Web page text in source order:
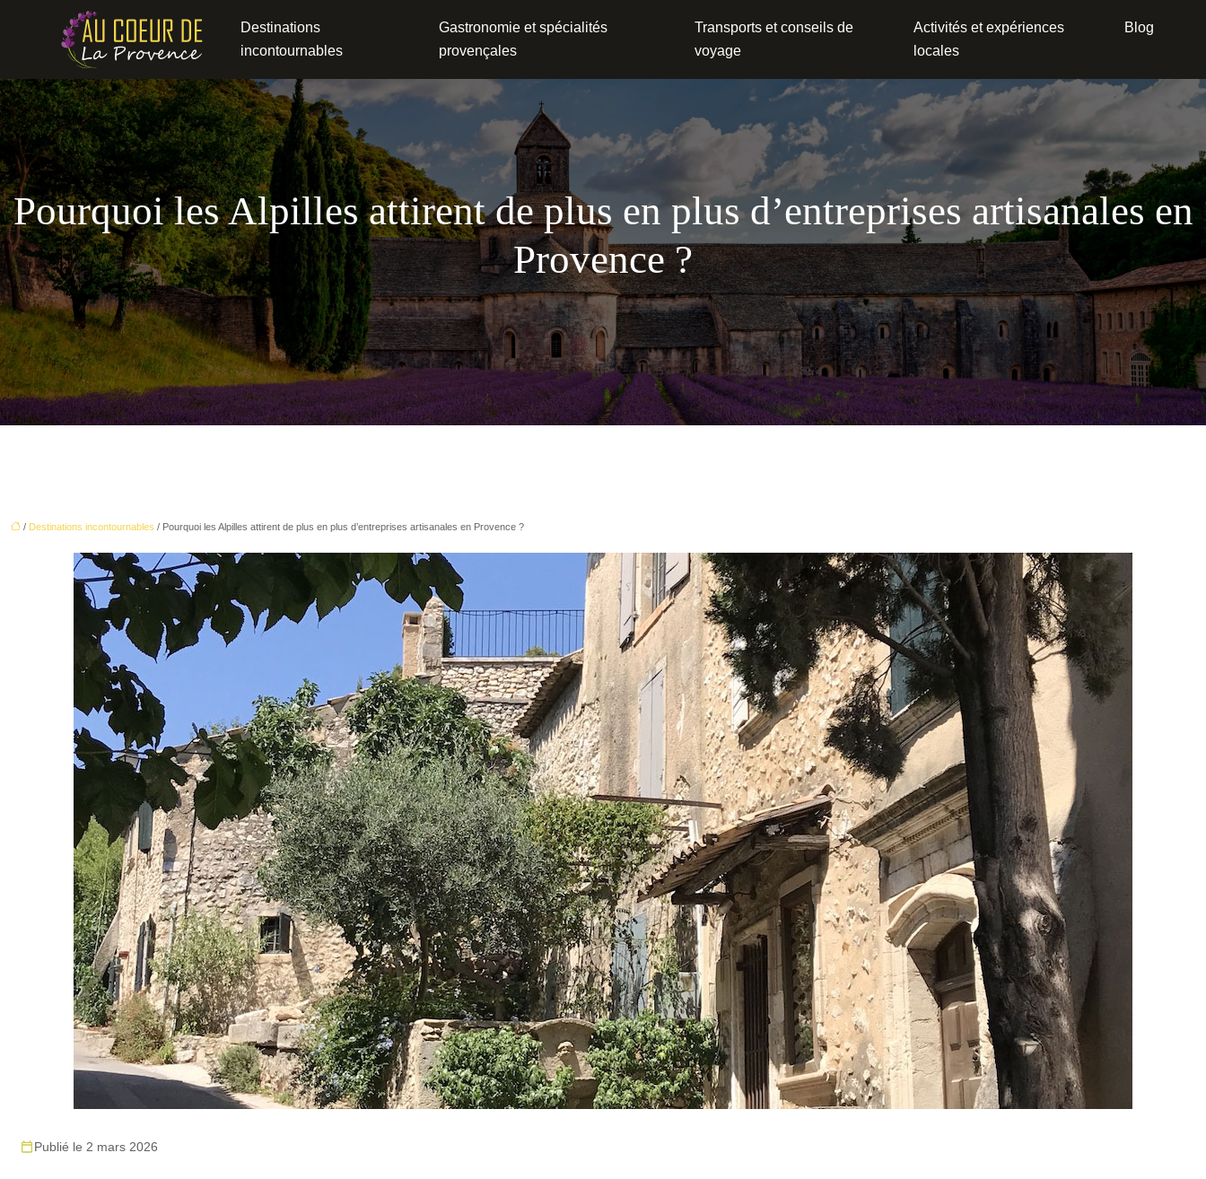
Destinations
incontournables
Gastronomie et spécialités
provençales
Transports et conseils de
voyage
Activités et expériences
locales
Blog
Pourquoi les Alpilles attirent de plus en plus d’entreprises artisanales en
Provence ?
/ Destinations incontournables / Pourquoi les Alpilles attirent de plus en plus d’entreprises artisanales en Provence ?
Publié le 2 mars 2026